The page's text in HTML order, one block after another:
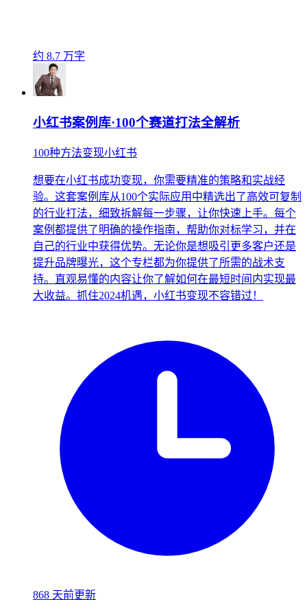
约 8.7 万字
小红书案例库·100个赛道打法全解析
100种方法变现小红书
想要在小红书成功变现，你需要精准的策略和实战经
验。这套案例库从100个实际应用中精选出了高效可复制
的行业打法，细致拆解每一步骤，让你快速上手。每个
案例都提供了明确的操作指南，帮助你对标学习，并在
自己的行业中获得优势。无论你是想吸引更多客户还是
提升品牌曝光，这个专栏都为你提供了所需的战术支
持。直观易懂的内容让你了解如何在最短时间内实现最
大收益。抓住2024机遇，小红书变现不容错过！
868 天前更新